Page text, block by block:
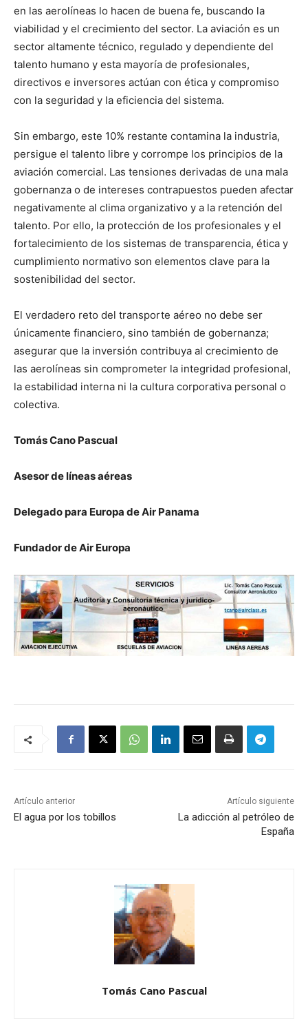
en las aerolíneas lo hacen de buena fe, buscando la
viabilidad y el crecimiento del sector. La aviación es un
sector altamente técnico, regulado y dependiente del
talento humano y esta mayoría de profesionales,
directivos e inversores actúan con ética y compromiso
con la seguridad y la eficiencia del sistema.
Sin embargo, este 10% restante contamina la industria,
persigue el talento libre y corrompe los principios de la
aviación comercial. Las tensiones derivadas de una mala
gobernanza o de intereses contrapuestos pueden afectar
negativamente al clima organizativo y a la retención del
talento. Por ello, la protección de los profesionales y el
fortalecimiento de los sistemas de transparencia, ética y
cumplimiento normativo son elementos clave para la
sostenibilidad del sector.
El verdadero reto del transporte aéreo no debe ser
únicamente financiero, sino también de gobernanza;
asegurar que la inversión contribuya al crecimiento de
las aerolíneas sin comprometer la integridad profesional,
la estabilidad interna ni la cultura corporativa personal o
colectiva.
Tomás Cano Pascual
Asesor de líneas aéreas
Delegado para Europa de Air Panama
Fundador de Air Europa
Artículo anterior
El agua por los tobillos
Artículo siguiente
La adicción al petróleo de
España
Tomás Cano Pascual